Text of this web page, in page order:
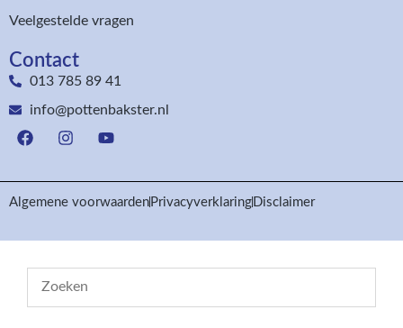
Veelgestelde vragen
Contact
013 785 89 41
info@pottenbakster.nl
Algemene voorwaarden Privacyverklaring Disclaimer